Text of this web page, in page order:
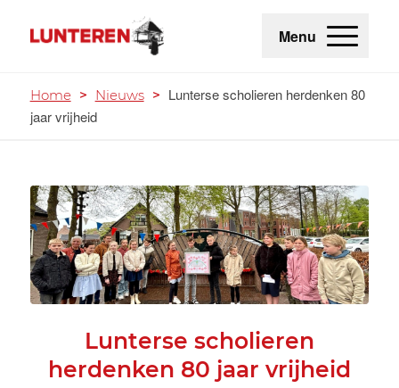
Menu
Home > Nieuws > Lunterse scholieren herdenken 80
jaar vrijheid
Lunterse scholieren
herdenken 80 jaar vrijheid